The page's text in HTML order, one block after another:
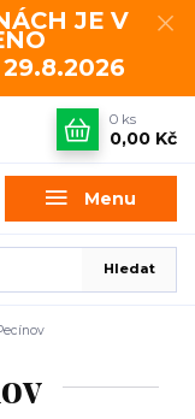
JE V
Menu
Hledat
0 ks
0,00 Kč